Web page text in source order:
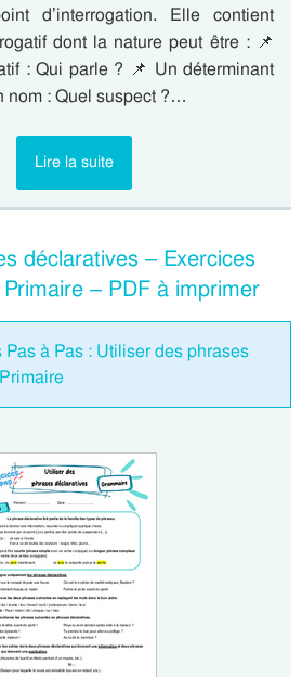
d’interrogation. Elle contient
dont la nature peut être : 📌
: Qui parle ? 📌 Un déterminant
nom : Quel suspect ?…
Lire la suite
déclaratives – Exercices
– PDF à imprimer
Pas à Pas : Utiliser des phrases